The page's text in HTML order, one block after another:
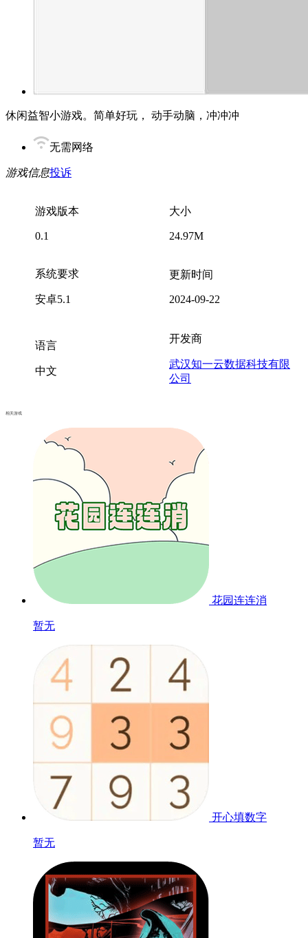
休闲益智小游戏。简单好玩， 动手动脑，冲冲冲
无需网络
游戏信息投诉
游戏版本
0.1
大小
24.97M
系统要求
安卓5.1
更新时间
2024-09-22
语言
中文
开发商
武汉知一云数据科技有限
公司
相关游戏
花园连连消
暂无
开心填数字
暂无